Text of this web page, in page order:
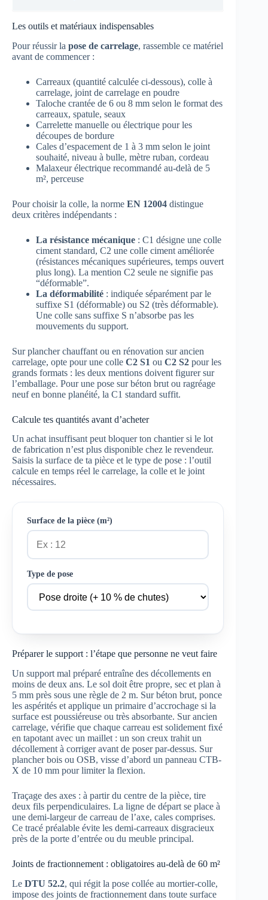
Les outils et matériaux indispensables
Pour réussir la pose de carrelage, rassemble ce matériel
avant de commencer :
Carreaux (quantité calculée ci-dessous), colle à
carrelage, joint de carrelage en poudre
Taloche crantée de 6 ou 8 mm selon le format des
carreaux, spatule, seaux
Carrelette manuelle ou électrique pour les
découpes de bordure
Cales d’espacement de 1 à 3 mm selon le joint
souhaité, niveau à bulle, mètre ruban, cordeau
Malaxeur électrique recommandé au-delà de 5
m², perceuse
Pour choisir la colle, la norme EN 12004 distingue
deux critères indépendants :
La résistance mécanique : C1 désigne une colle
ciment standard, C2 une colle ciment améliorée
(résistances mécaniques supérieures, temps ouvert
plus long). La mention C2 seule ne signifie pas
“déformable”.
La déformabilité : indiquée séparément par le
suffixe S1 (déformable) ou S2 (très déformable).
Une colle sans suffixe S n’absorbe pas les
mouvements du support.
Sur plancher chauffant ou en rénovation sur ancien
carrelage, opte pour une colle C2 S1 ou C2 S2 pour les
grands formats : les deux mentions doivent figurer sur
l’emballage. Pour une pose sur béton brut ou ragréage
neuf en bonne planéité, la C1 standard suffit.
Calcule tes quantités avant d’acheter
Un achat insuffisant peut bloquer ton chantier si le lot
de fabrication n’est plus disponible chez le revendeur.
Saisis la surface de ta pièce et le type de pose : l’outil
calcule en temps réel le carrelage, la colle et le joint
nécessaires.
Surface de la pièce (m²)
Type de pose
Préparer le support : l’étape que personne ne veut faire
Un support mal préparé entraîne des décollements en
moins de deux ans. Le sol doit être propre, sec et plan à
5 mm près sous une règle de 2 m. Sur béton brut, ponce
les aspérités et applique un primaire d’accrochage si la
surface est poussiéreuse ou très absorbante. Sur ancien
carrelage, vérifie que chaque carreau est solidement fixé
en tapotant avec un maillet : un son creux trahit un
décollement à corriger avant de poser par-dessus. Sur
plancher bois ou OSB, visse d’abord un panneau CTB-
X de 10 mm pour limiter la flexion.
Traçage des axes : à partir du centre de la pièce, tire
deux fils perpendiculaires. La ligne de départ se place à
une demi-largeur de carreau de l’axe, cales comprises.
Ce tracé préalable évite les demi-carreaux disgracieux
près de la porte d’entrée ou du meuble principal.
Joints de fractionnement : obligatoires au-delà de 60 m²
Le DTU 52.2, qui régit la pose collée au mortier-colle,
impose des joints de fractionnement dans toute surface